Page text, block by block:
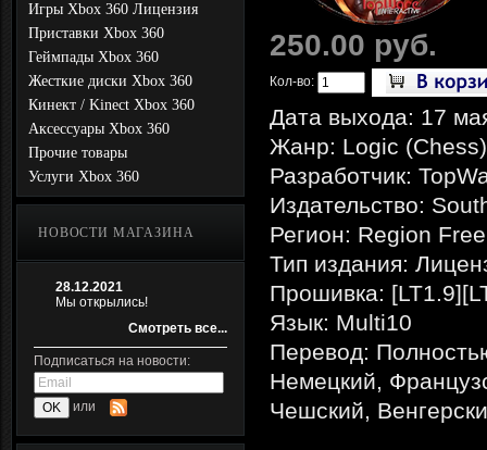
Игры Xbox 360 Лицензия
Приставки Xbox 360
Геймпады Xbox 360
Жесткие диски Xbox 360
Кинект / Kinect Xbox 360
Аксессуары Xbox 360
Прочие товары
Услуги Xbox 360
НОВОСТИ МАГАЗИНА
28.12.2021
Мы открылись!
Смотреть все...
Подписаться на новости:
или
250.00 руб.
Кол-во:
Дата выхода: 17
Жанр: Logic
Разработчик:
Издательство:
Регион: Region Free
Тип издания:
Прошивка:
Язык: Multi10
Перевод:
Немецкий,
Чешский,